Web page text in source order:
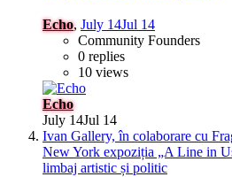
Echo, July 14Jul 14
Community Founders
0 replies
10 views
Echo
July 14Jul 14
Ivan Gallery, în colaborare cu
New York expoziția „A Line in
limbaj artistic și politic